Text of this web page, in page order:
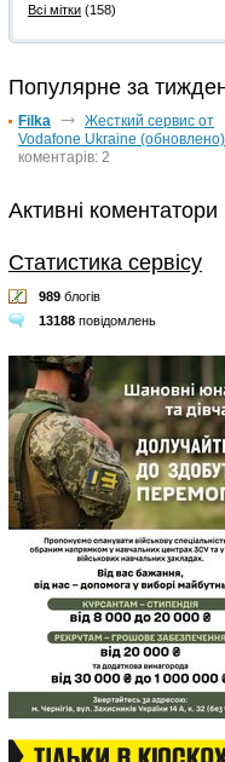
Всі мітки (158)
Популярне за
Filka
Жесткий сервис от
Vodafone Ukraine (обновлено)
коментарів: 2
Активні коментатори
Статистика сервісу
989 блогів
13188 повідомлень